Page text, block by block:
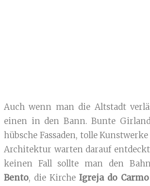
Auch wenn man die Altstadt
einen in den Bann. Bunte
hübsche Fassaden, tolle
Architektur warten darauf
keinen Fall sollte man den
Bento, die Kirche Igreja do Carmo